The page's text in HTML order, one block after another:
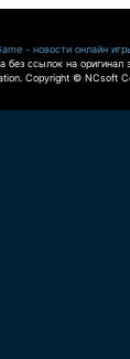
- новости онлайн
без ссылок на оригинал
Copyright © NCsoft